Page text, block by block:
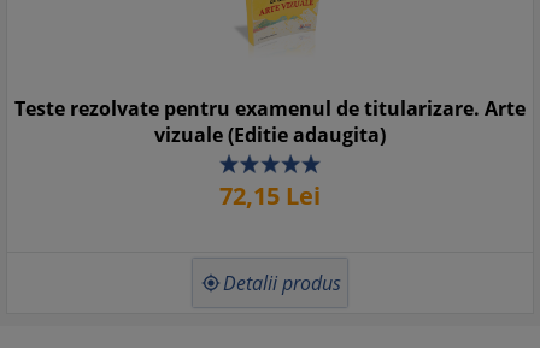
Teste rezolvate pentru examenul de titularizare. Arte
vizuale (Editie adaugita)
72,15 Lei
 Detalii produs